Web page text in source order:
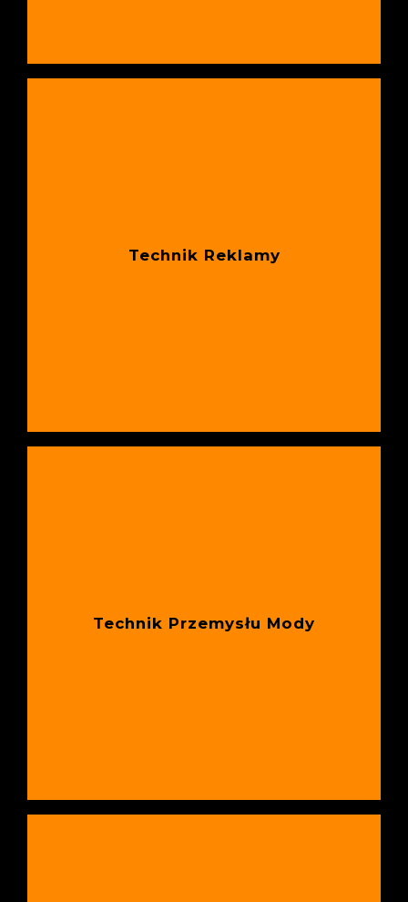
Technik Reklamy
Technik Przemysłu Mody